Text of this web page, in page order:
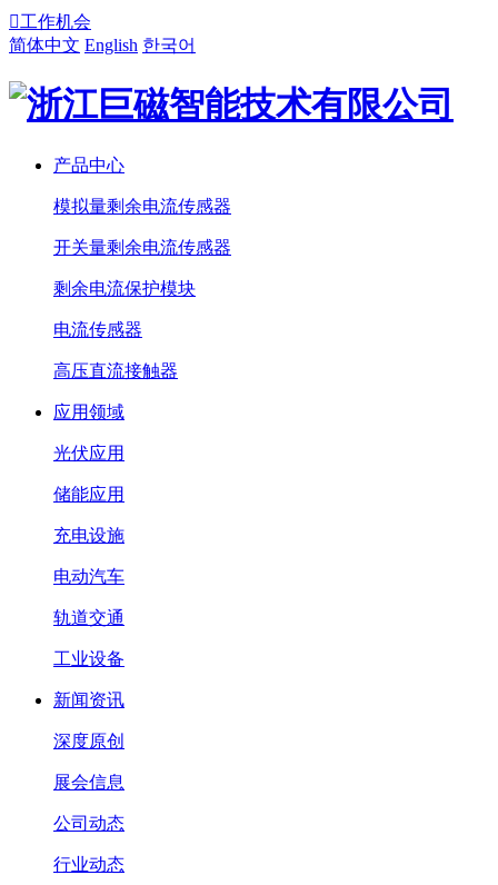
工作机会
简体中文 English 한국어
产品中心
模拟量剩余电流传感器
开关量剩余电流传感器
剩余电流保护模块
电流传感器
高压直流接触器
应用领域
光伏应用
储能应用
充电设施
电动汽车
轨道交通
工业设备
新闻资讯
深度原创
展会信息
公司动态
行业动态